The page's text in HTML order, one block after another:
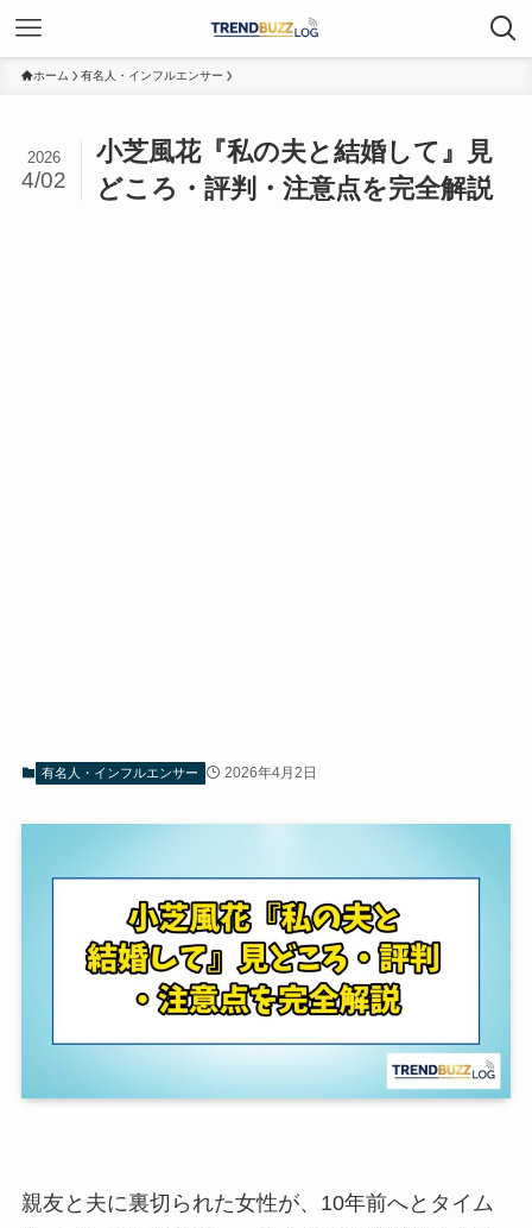
ホーム 有名人・インフルエンサー
小芝風花『私の夫と結婚して』見
どころ・評判・注意点を完全解説
2026
4/02
有名人・インフルエンサー 2026年4月2日
親友と夫に裏切られた女性が、10年前へとタイム